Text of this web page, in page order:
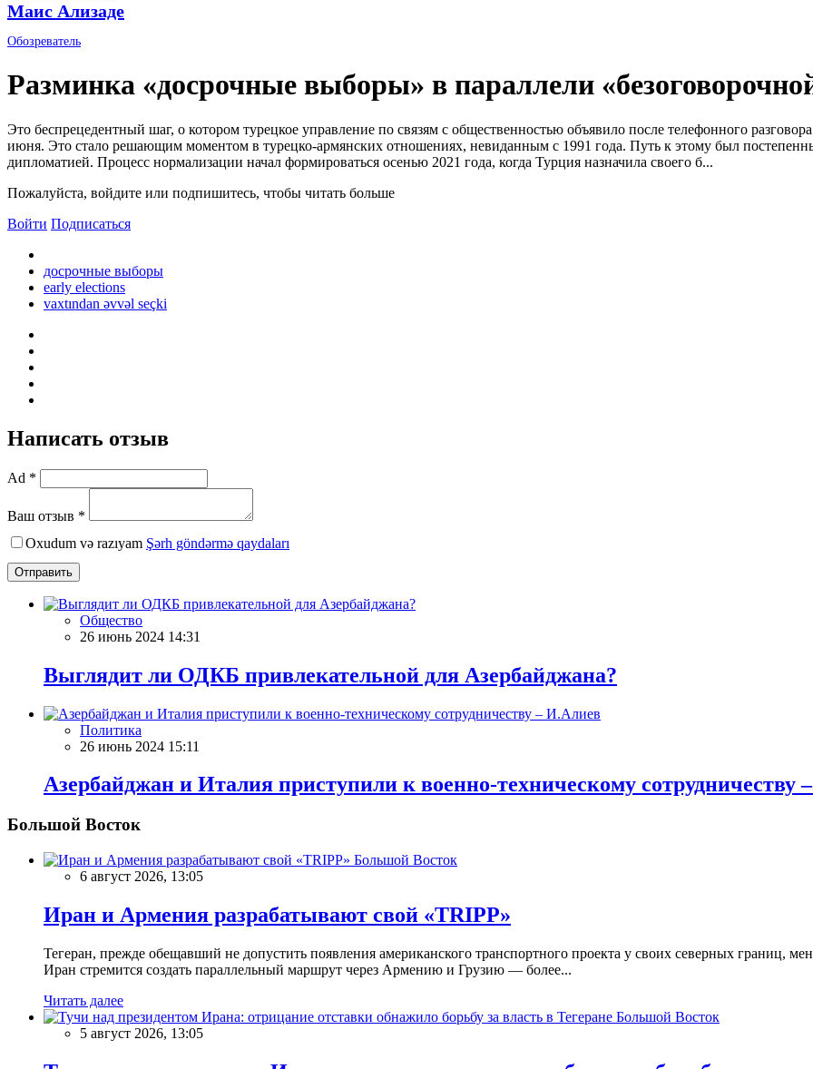
Маис Ализаде
Обозреватель
Разминка «досрочные выборы» в параллели
Это беспрецедентный шаг, о котором турецкое управление по связям с общественностью объявило после телефонного
июня. Это стало решающим моментом в турецко-армянских отношениях, невиданным с 1991 года. Путь к этому был
дипломатией. Процесс нормализации начал формироваться осенью 2021 года, когда Турция назначила своего б...
Пожалуйста, войдите или подпишитесь, чтобы читать больше
Войти Подписаться
досрочные выборы
early elections
vaxtından əvvəl seçki
Написать отзыв
Ad *
Ваш отзыв *
Oxudum və razıyam Şərh göndərmə qaydaları
Отправить
Общество
26 июнь 2024 14:31
Выглядит ли ОДКБ привлекательной для Азербайджана?
Политика
26 июнь 2024 15:11
Азербайджан и Италия приступили к военно-техническому сотрудничеству
Большой Восток
Большой Восток
6 август 2026, 13:05
Иран и Армения разрабатывают свой «TRIPP»
Тегеран, прежде обещавший не допустить появления американского транспортного проекта у своих северных границ,
Иран стремится создать параллельный маршрут через Армению и Грузию — более...
Читать далее
Большой Восток
5 август 2026, 13:05